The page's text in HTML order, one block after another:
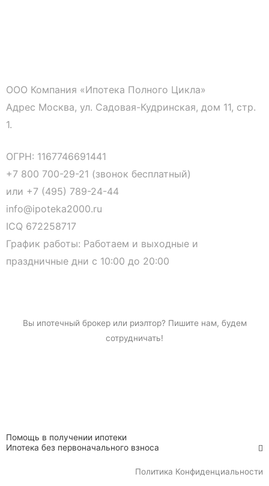
ООО Компания «Ипотека Полного Цикла»
Адрес Москва, ул. Садовая-Кудринская, дом 11, стр.
1.
ОГРН: 1167746691441
+7 800 700-29-21 (звонок бесплатный)
или +7 (495) 789-24-44
info@ipoteka2000.ru
ICQ 672258717
График работы: Работаем и выходные и
праздничные дни с 10:00 до 20:00
Вы ипотечный брокерили риэлтор? Пишите нам, будем
сотрудничать!
Помощь в получении ипотеки
Ипотека без первоначального взноса
Политика Конфиденциальности